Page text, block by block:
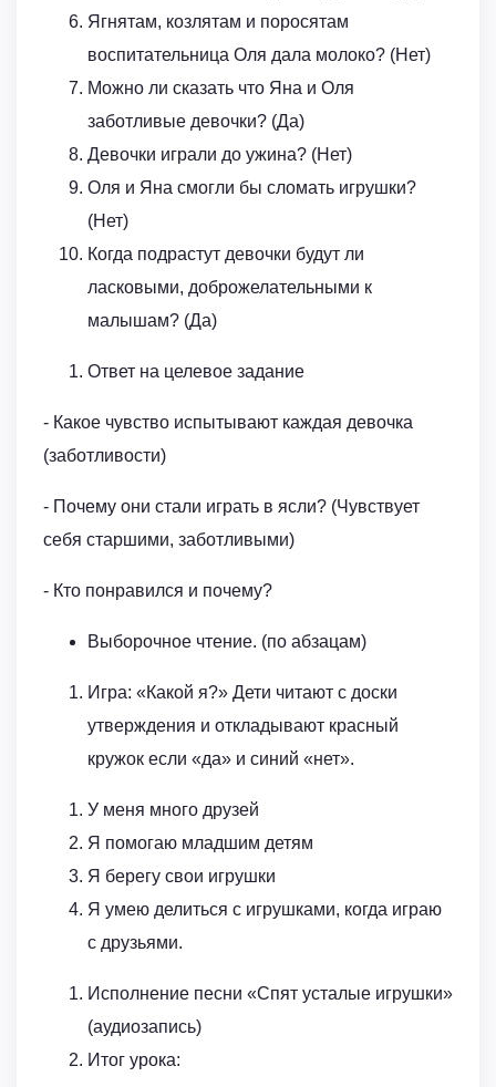
Ягнятам, козлятам и поросятам
воспитательница Оля дала молоко? (Нет)
Можно ли сказать что Яна и Оля
заботливые девочки? (Да)
Девочки играли до ужина? (Нет)
Оля и Яна смогли бы сломать игрушки?
(Нет)
Когда подрастут девочки будут ли
ласковыми, доброжелательными к
малышам? (Да)
Ответ на целевое задание
- Какое чувство испытывают каждая девочка
(заботливости)
- Почему они стали играть в ясли? (Чувствует
себя старшими, заботливыми)
- Кто понравился и почему?
Выборочное чтение. (по абзацам)
Игра: «Какой я?» Дети читают с доски
утверждения и откладывают красный
кружок если «да» и синий «нет».
У меня много друзей
Я помогаю младшим детям
Я берегу свои игрушки
Я умею делиться с игрушками, когда играю
с друзьями.
Исполнение песни «Спят усталые игрушки»
(аудиозапись)
Итог урока: